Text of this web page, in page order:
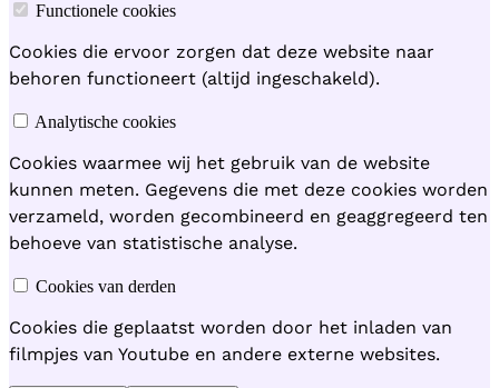
Functionele cookies
Cookies die ervoor zorgen dat deze website naar
behoren functioneert (altijd ingeschakeld).
Analytische cookies
Cookies waarmee wij het gebruik van de website
kunnen meten. Gegevens die met deze cookies worden
verzameld, worden gecombineerd en geaggregeerd ten
behoeve van statistische analyse.
Cookies van derden
Cookies die geplaatst worden door het inladen van
filmpjes van Youtube en andere externe websites.